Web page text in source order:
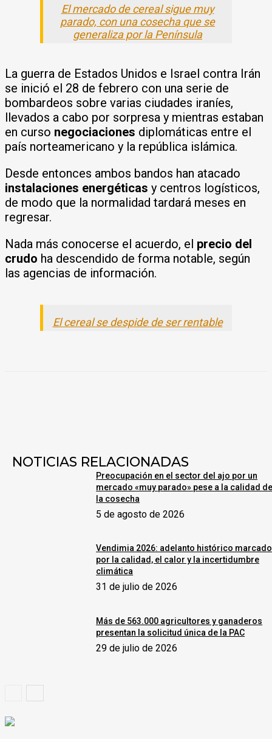
El mercado de cereal sigue muy
parado, con una cosecha que se
generaliza por la Península
La guerra de Estados Unidos e Israel contra Irán
se inició el 28 de febrero con una serie de
bombardeos sobre varias ciudades iraníes,
llevados a cabo por sorpresa y mientras estaban
en curso negociaciones diplomáticas entre el
país norteamericano y la república islámica.
Desde entonces ambos bandos han atacado
instalaciones energéticas y centros logísticos,
de modo que la normalidad tardará meses en
regresar.
Nada más conocerse el acuerdo, el precio del
crudo ha descendido de forma notable, según
las agencias de información.
El cereal se despide de ser rentable
NOTICIAS RELACIONADAS
Preocupación en el sector del ajo por un
mercado «muy parado» pese a la calidad
la cosecha
5 de agosto de 2026
Vendimia 2026: adelanto histórico marcado
por la calidad, el calor y la incertidumbre
climática
31 de julio de 2026
Más de 563.000 agricultores y ganaderos
presentan la solicitud única de la PAC
29 de julio de 2026